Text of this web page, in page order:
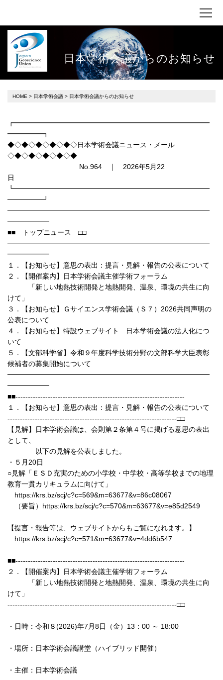
日本学術会議からのお知らせ
HOME > 日本学術会議 > 日本学術会議からのお知らせ
┏━━━━━━━━━━━━━━━━━━━━━━━━━━━━
━━━━━┓
◆◇◆◇◆◇◆◇◆◇日本学術会議ニュース・メール
◇◆◇◆◇◆◇◆◇◆
No.964 ｜ 2026年5月22
日
┗━━━━━━━━━━━━━━━━━━━━━━━━━━━━
━━━━━┛
━━━━━━━━━━━━━━━━━━━━━━━━━━━━━
━━━━━━
■■ トップニュース □□
━━━━━━━━━━━━━━━━━━━━━━━━━━━━━
━━━━━━
１．【お知らせ】意思の表出：提言・見解・報告の公表について
２．【開催案内】日本学術会議主催学術フォーラム
「新しい地熱技術開発と地熱開発、温泉、環境の共生に向
けて」
３．【お知らせ】Ｇサイエンス学術会議（Ｓ７）2026共同声明の
公表について
４．【お知らせ】特設ウェブサイト 日本学術会議の法人化につ
いて
５．【文部科学省】令和９年度科学技術分野の文部科学大臣表彰
候補者の募集開始について
━━━━━━━━━━━━━━━━━━━━━━━━━━━━━
━━━━━━
■■--------------------------------------------------------------------
１．【お知らせ】意思の表出：提言・見解・報告の公表について
--------------------------------------------------------------------□□
【見解】日本学術会議は、会則第２条第４号に掲げる意思の表出
として、
以下の見解を公表しました。
・５月20日
○見解「ＥＳＤ充実のための小学校・中学校・高等学校までの地理
教育一貫カリキュラムに向けて」
https://krs.bz/scj/c?c=569&m=63677&v=86c08067
（要旨）https://krs.bz/scj/c?c=570&m=63677&v=e85d2549
【提言・報告等は、ウェブサイトからもご覧になれます。】
https://krs.bz/scj/c?c=571&m=63677&v=4dd6b547
■■--------------------------------------------------------------------
２．【開催案内】日本学術会議主催学術フォーラム
「新しい地熱技術開発と地熱開発、温泉、環境の共生に向
けて」
--------------------------------------------------------------------□□
・日時：令和８(2026)年7月8日（金）13：00 ～ 18:00
・場所：日本学術会議講堂（ハイブリッド開催）
・主催：日本学術会議